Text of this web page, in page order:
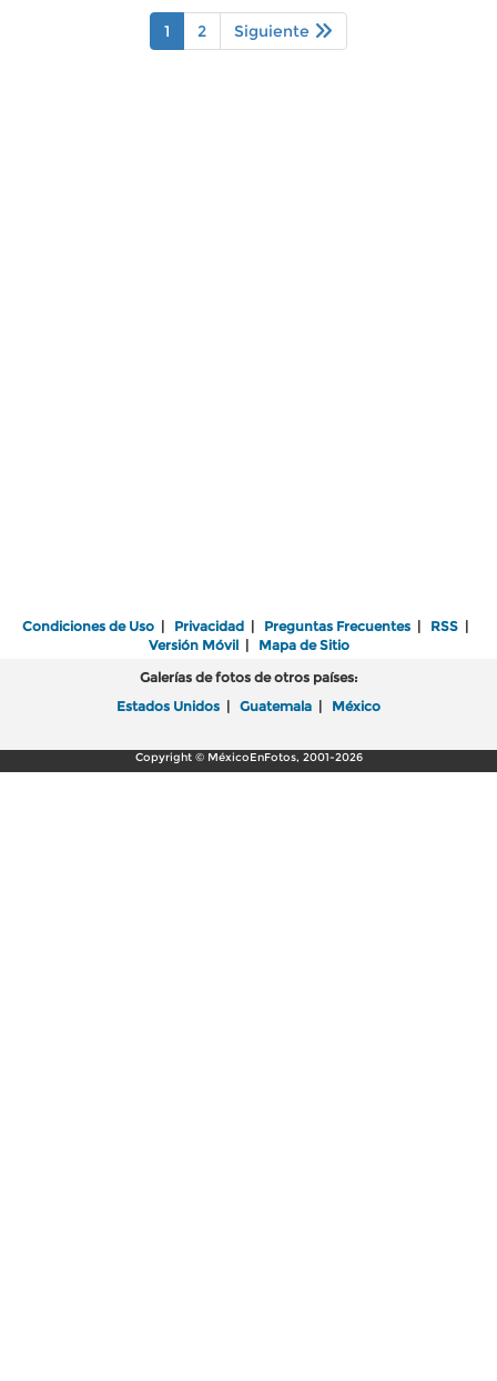
1 2 Siguiente
Condiciones de Uso | Privacidad | Preguntas Frecuentes | RSS |
Versión Móvil| Mapa de Sitio
Galerías de fotos de otros países:
Estados Unidos | Guatemala | México
Copyright © MéxicoEnFotos, 2001-2026